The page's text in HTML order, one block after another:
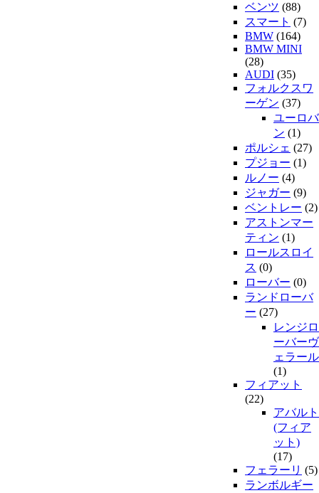
ベンツ (88)
スマート (7)
BMW (164)
BMW MINI
(28)
AUDI (35)
フォルクスワ
ーゲン (37)
ユーロバ
ン (1)
ポルシェ (27)
プジョー (1)
ルノー (4)
ジャガー (9)
ベントレー (2)
アストンマー
ティン (1)
ロールスロイ
ス (0)
ローバー (0)
ランドローバ
ー (27)
レンジロ
ーバーヴ
ェラール
(1)
フィアット
(22)
アバルト
(フィア
ット)
(17)
フェラーリ (5)
ランボルギー